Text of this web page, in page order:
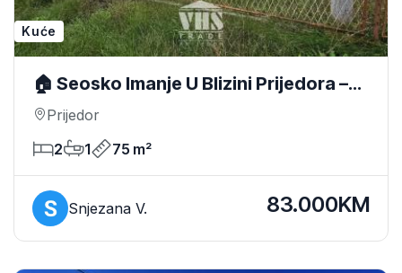
Kuće
🏠 Seosko Imanje U Blizini Prijedora –
928 M² Placa
Prijedor
2
1 75 m²
Snjezana V. 83.000KM